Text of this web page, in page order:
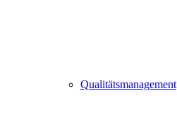
Qualitätsmanagement